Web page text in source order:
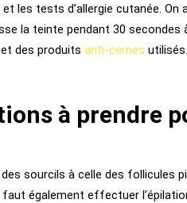
les tests d’allergie cutanée. On
la teinte pendant 30 secondes
des produits anti-cernes
à prendre
sourcils à celle des follicules
également effectuer